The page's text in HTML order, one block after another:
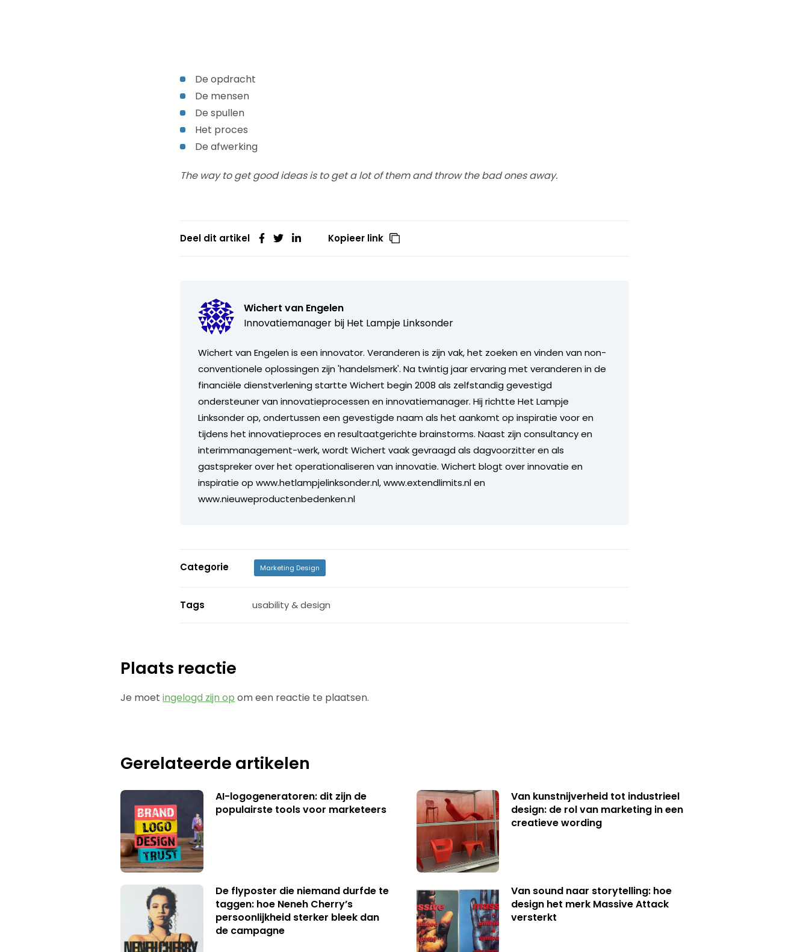
De opdracht
De mensen
De spullen
Het proces
De afwerking
The way to get good ideas is to get a lot of them and throw the bad ones away.
Deel dit artikel Kopieer link
Wichert van Engelen
Innovatiemanager bij Het Lampje Linksonder
Wichert van Engelen is een innovator. Veranderen is zijn vak, het zoeken en vinden van non-
conventionele oplossingen zijn 'handelsmerk'. Na twintig jaar ervaring met veranderen in de
financiële dienstverlening startte Wichert begin 2008 als zelfstandig gevestigd
ondersteuner van innovatieprocessen en innovatiemanager. Hij richtte Het Lampje
Linksonder op, ondertussen een gevestigde naam als het aankomt op inspiratie voor en
tijdens het innovatieproces en resultaatgerichte brainstorms. Naast zijn consultancy en
interimmanagement-werk, wordt Wichert vaak gevraagd als dagvoorzitter en als
gastspreker over het operationaliseren van innovatie. Wichert blogt over innovatie en
inspiratie op www.hetlampjelinksonder.nl, www.extendlimits.nl en
www.nieuweproductenbedenken.nl
Categorie Marketing Design
Tags usability & design
Plaats reactie
Je moetingelogd zijn op om een reactie te plaatsen.
Gerelateerde artikelen
AI-logogeneratoren: dit zijn de
populairste tools voor marketeers
Van kunstnijverheid tot industrieel
design: de rol van marketing in een
creatieve wording
De flyposter die niemand durfde te
taggen: hoe Neneh Cherry’s
persoonlijkheid sterker bleek dan
de campagne
Van sound naar storytelling: hoe
design het merk Massive Attack
versterkt